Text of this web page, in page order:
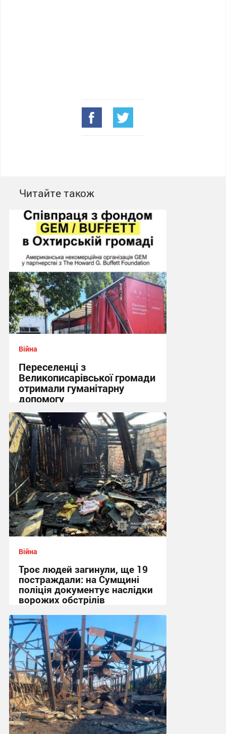
Читайте також
Війна
Переселенці з
Великописарівської громади
отримали гуманітарну
допомогу
14:53 сьогодні
Війна
Троє людей загинули, ще 19
постраждали: на Сумщині
поліція документує наслідки
ворожих обстрілів
08:48 сьогодні